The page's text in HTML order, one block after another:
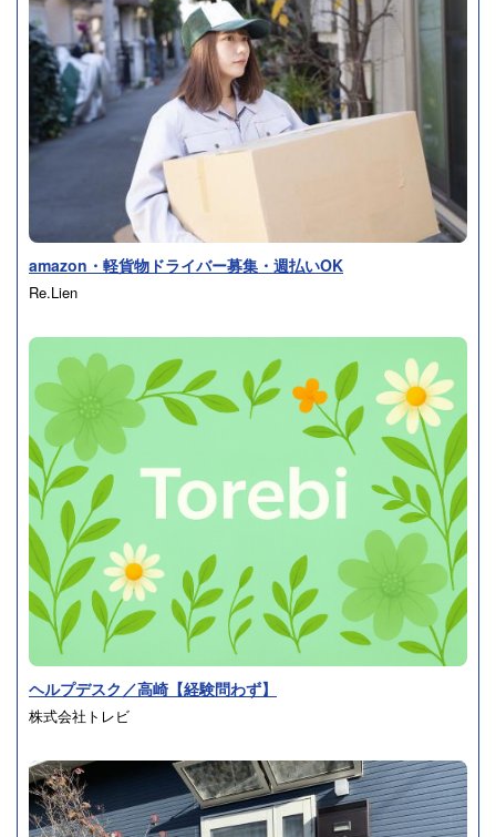
amazon・軽貨物ドライバー募集・週払いOK
Re.Lien
ヘルプデスク／高崎【経験問わず】
株式会社トレビ